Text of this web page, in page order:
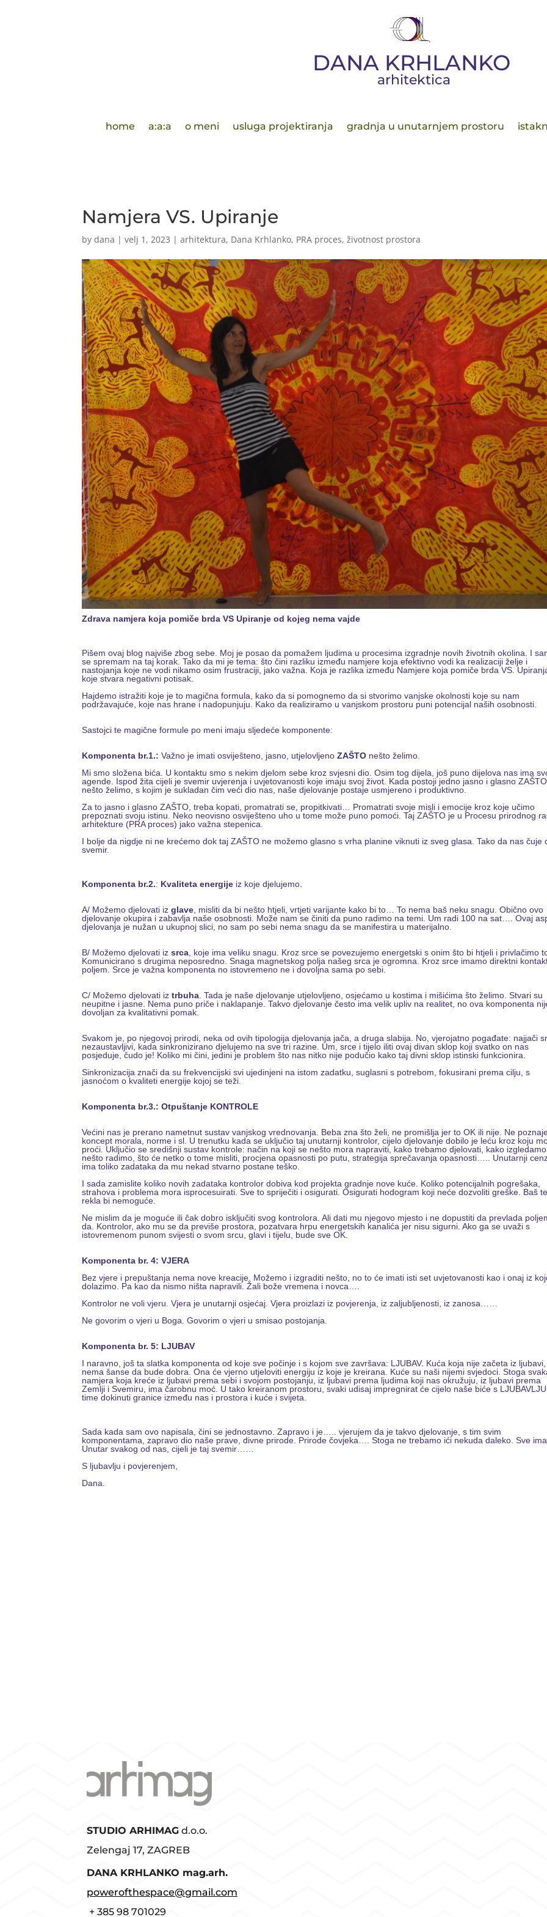
DANA KRHLANKO
arhitektica
home a:a:a o meni usluga projektiranja gradnja u unutarnjem prostoru
Namjera VS. Upiranje
bydana |velj 1, 2023 |arhitektura, Dana Krhlanko, PRA proces,životnost prostora
Zdrava namjera koja pomiče brda VS Upiranje od kojeg nema vajde
Pišem ovaj blog najviše zbog sebe. Moj je posao da pomažem ljudima u procesima izgradnje novih životnih okolina. I
se spremam na taj korak. Tako da mi je tema: što čini razliku između namjere koja efektivno vodi ka realizaciji želje i
nastojanja koje ne vodi nikamo osim frustraciji, jako važna. Koja je razlika između Namjere koja pomiče brda VS.
koje stvara negativni potisak.
Hajdemo istražiti koje je to magična formula, kako da si pomognemo da si stvorimo vanjske okolnosti koje su nam
podržavajuće, koje nas hrane i nadopunjuju. Kako da realiziramo u vanjskom prostoru puni potencijal naših osobnosti.
Sastojci te magične formule po meni imaju sljedeće komponente:
Komponenta br.1.: Važno je imati osviješteno, jasno, utjelovljenoZAŠTO nešto želimo.
Mi smo složena bića. U kontaktu smo s nekim djelom sebe kroz svjesni dio. Osim tog dijela, još puno dijelova nas ima
agende. Ispod žita cijeli je svemir uvjerenja i uvjetovanosti koje imaju svoj život. Kada postoji jedno jasno i glasno ZAŠTO
nešto želimo, s kojim je sukladan čim veći dio nas, naše djelovanje postaje usmjereno i produktivno.
Za to jasno i glasno ZAŠTO, treba kopati, promatrati se, propitkivati… Promatrati svoje misli i emocije kroz koje učimo
prepoznati svoju istinu. Neko neovisno osviješteno uho u tome može puno pomoći. Taj ZAŠTO je u Procesu prirodnog
arhitekture (PRA proces) jako važna stepenica.
I bolje da nigdje ni ne krećemo dok taj ZAŠTO ne možemo glasno s vrha planine viknuti iz sveg glasa. Tako da nas čuje
svemir.
Komponenta br.2.: Kvaliteta energije iz koje djelujemo.
A/ Možemo djelovati izglave, misliti da bi nešto htjeli, vrtjeti varijante kako bi to… To nema baš neku snagu. Obično ovo
djelovanje okupira i zabavlja naše osobnosti. Može nam se činiti da puno radimo na temi. Um radi 100 na sat…. Ovaj
djelovanja je nužan u ukupnoj slici, no sam po sebi nema snagu da se manifestira u materijalno.
B/ Možemo djelovati izsrca, koje ima veliku snagu. Kroz srce se povezujemo energetski s onim što bi htjeli i privlačimo
Komunicirano s drugima neposredno. Snaga magnetskog polja našeg srca je ogromna. Kroz srce imamo direktni
poljem. Srce je važna komponenta no istovremeno ne i dovoljna sama po sebi.
C/ Možemo djelovati iztrbuha. Tada je naše djelovanje utjelovljeno, osjećamo u kostima i mišićima što želimo. Stvari su
neupitne i jasne. Nema puno priče i naklapanje. Takvo djelovanje često ima velik upliv na realitet, no ova komponenta
dovoljan za kvalitativni pomak.
Svakom je, po njegovoj prirodi, neka od ovih tipologija djelovanja jača, a druga slabija. No, vjerojatno pogađate: najjači
nezaustavljivi, kada sinkronizirano djelujemo na sve tri razine. Um, srce i tijelo iliti ovaj divan sklop koji svatko on nas
posjeduje, čudo je! Koliko mi čini, jedini je problem što nas nitko nije podučio kako taj divni sklop istinski funkcionira.
Sinkronizacija znači da su frekvencijski svi ujedinjeni na istom zadatku, suglasni s potrebom, fokusirani prema cilju, s
jasnoćom o kvaliteti energije kojoj se teži.
Komponenta br.3.: Otpuštanje KONTROLE
Većini nas je prerano nametnut sustav vanjskog vrednovanja. Beba zna što želi, ne promišlja jer to OK ili nije. Ne
koncept morala, norme i sl. U trenutku kada se uključio taj unutarnji kontrolor, cijelo djelovanje dobilo je leću kroz koju
proći. Uključio se središnji sustav kontrole: način na koji se nešto mora napraviti, kako trebamo djelovati, kako
nešto radimo, što će netko o tome misliti, procjena opasnosti po putu, strategija sprečavanja opasnosti….. Unutarnji
ima toliko zadataka da mu nekad stvarno postane teško.
I sada zamislite koliko novih zadataka kontrolor dobiva kod projekta gradnje nove kuće. Koliko potencijalnih pogrešaka,
strahova i problema mora isprocesuirati. Sve to spriječiti i osigurati. Osigurati hodogram koji neće dozvoliti greške. Baš
rekla bi nemoguće.
Ne mislim da je moguće ili čak dobro isključiti svog kontrolora. Ali dati mu njegovo mjesto i ne dopustiti da prevlada
da. Kontrolor, ako mu se da previše prostora, pozatvara hrpu energetskih kanalića jer nisu sigurni. Ako ga se uvaži s
istovremenom punom svijesti o svom srcu, glavi i tijelu, bude sve OK.
Komponenta br. 4: VJERA
Bez vjere i prepuštanja nema nove kreacije. Možemo i izgraditi nešto, no to će imati isti set uvjetovanosti kao i onaj iz
dolazimo. Pa kao da nismo ništa napravili. Žali bože vremena i novca….
Kontrolor ne voli vjeru. Vjera je unutarnji osjećaj. Vjera proizlazi iz povjerenja, iz zaljubljenosti, iz zanosa……
Ne govorim o vjeri u Boga. Govorim o vjeri u smisao postojanja.
Komponenta br. 5: LJUBAV
I naravno, još ta slatka komponenta od koje sve počinje i s kojom sve završava: LJUBAV. Kuća koja nije začeta iz ljubavi,
nema šanse da bude dobra. Ona će vjerno utjeloviti energiju iz koje je kreirana. Kuće su naši nijemi svjedoci. Stoga
namjera koja kreće iz ljubavi prema sebi i svojom postojanju, iz ljubavi prema ljudima koji nas okružuju, iz ljubavi prema
Zemlji i Svemiru, ima čarobnu moć. U tako kreiranom prostoru, svaki udisaj impregnirat će cijelo naše biće s
time dokinuti granice između nas i prostora i kuće i svijeta.
Sada kada sam ovo napisala, čini se jednostavno. Zapravo i je….. vjerujem da je takvo djelovanje, s tim svim
komponentama, zapravo dio naše prave, divne prirode. Prirode čovjeka…. Stoga ne trebamo ići nekuda daleko. Sve
Unutar svakog od nas, cijeli je taj svemir……
S ljubavlju i povjerenjem,
Dana.
STUDIO ARHIMAG d.o.o.
Zelengaj 17, ZAGREB
DANA KRHLANKO mag.arh.
powerofthespace@gmail.com
+ 385 98 701029